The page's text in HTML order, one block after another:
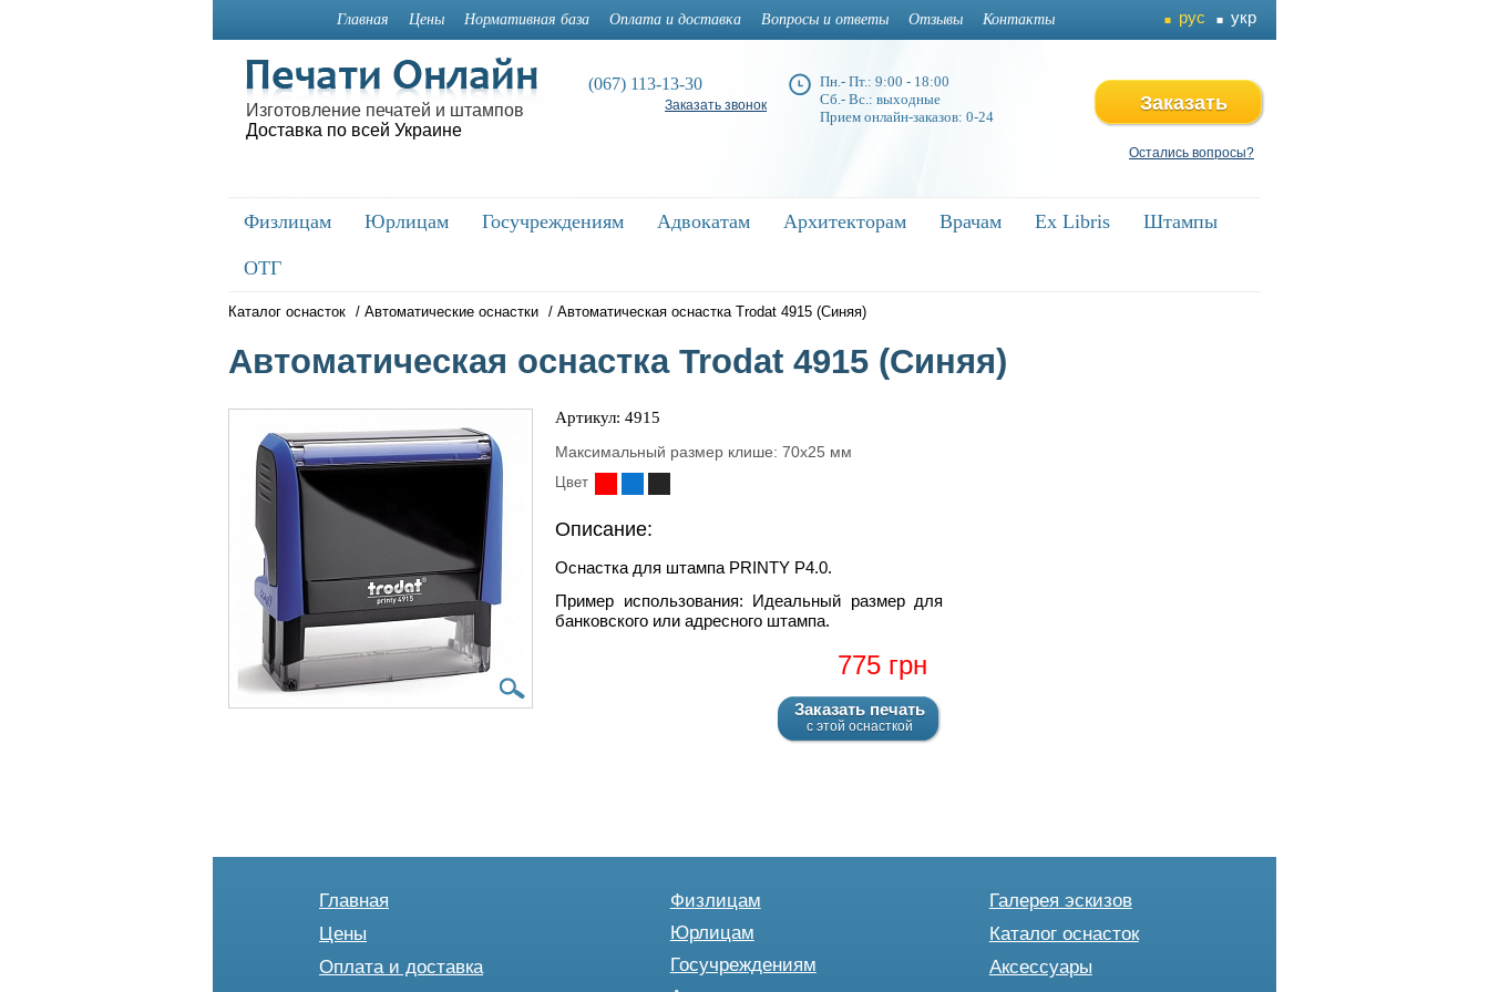
Главная Цены Нормативная база Оплата и доставка Вопросы и ответы Отзывы Контакты рус укр
Изготовление печатей и штампов
Доставка по всей Украине
(067) 113-13-30
Заказать звонок
Пн.- Пт.: 9:00 - 18:00
Сб.- Вс.: выходные
Прием онлайн-заказов: 0-24
Заказать
Остались вопросы?
Физлицам
Физлицам Юрлицам
Юрлицам Госучреждениям
Госучреждениям Адвокатам
Адвокатам Архитекторам
Архитекторам Врачам
Врачам Ex Libris
Ex Libris Штампы
Штампы
ОТГ
ОТГ
Каталог оснасток /Автоматические оснастки /Автоматическая оснастка Trodat 4915 (Синяя)
Автоматическая оснастка Trodat 4915 (Синяя)
Артикул: 4915
Максимальный размер клише: 70x25 мм
Цвет
Описание:
Оснастка для штампа PRINTY P4.0.
Пример использования: Идеальный размер для
банковского или адресного штампа.
775 грн
Заказать печать
с этой оснасткой
Главная
Цены
Оплата и доставка
Физлицам
Юрлицам
Госучреждениям
Галерея эскизов
Каталог оснасток
Аксессуары